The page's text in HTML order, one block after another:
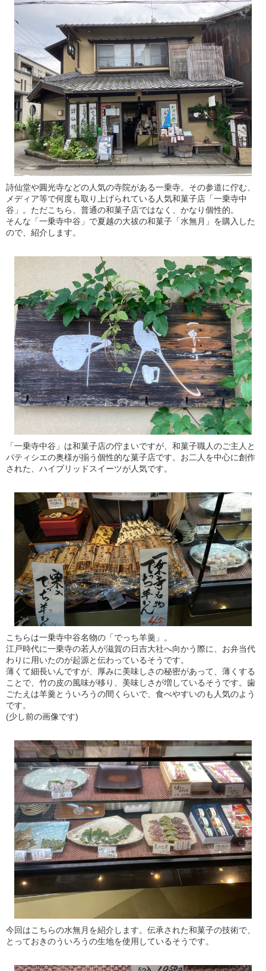
詩仙堂や圓光寺などの人気の寺院がある一乗寺。その参道に佇む、
メディア等で何度も取り上げられている人気和菓子店「一乗寺中
谷」。ただこちら、普通の和菓子店ではなく、かなり個性的。
そんな「一乗寺中谷」で夏越の大祓の和菓子「水無月」を購入した
ので、紹介します。
「一乗寺中谷」は和菓子店の佇まいですが、和菓子職人のご主人と
パティシエの奥様が揃う個性的な菓子店です。お二人を中心に創作
された、ハイブリッドスイーツが人気です。
こちらは一乗寺中谷名物の「でっち羊羹」。
江戸時代に一乗寺の若人が滋賀の日吉大社へ向かう際に、お弁当代
わりに用いたのが起源と伝わっているそうです。
薄くて細長いんですが、厚みに美味しさの秘密があって、薄くする
ことで、竹の皮の風味が移り、美味しさが増しているそうです。歯
ごたえは羊羹とういろうの間くらいで、食べやすいのも人気のよう
です。
(少し前の画像です)
今回はこちらの水無月を紹介します。伝承された和菓子の技術で、
とっておきのういろうの生地を使用しているそうです。